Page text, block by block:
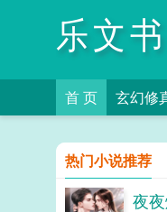
乐文
首 页 玄幻修
热门小说推荐
夜